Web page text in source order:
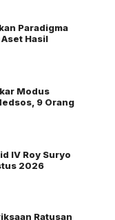
Paradigma
Hasil
Modus
9 Orang
IV Roy Suryo
2026
Ratusan